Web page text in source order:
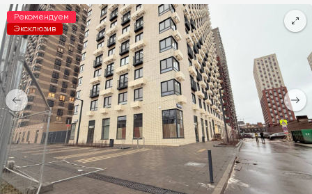
Рекомендуем
Эксклюзив